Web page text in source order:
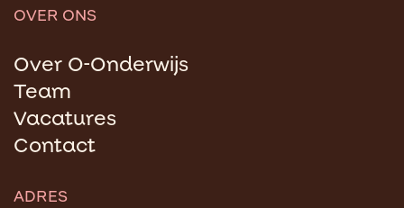
OVER ONS
Over O-Onderwijs
Team
Vacatures
Contact
ADRES